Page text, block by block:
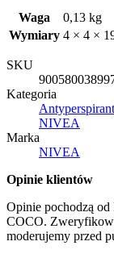
Waga
0,13 kg
Wymiary 4 × 4 ×
SKU
Kategoria
NIVEA
Marka
NIVEA
Opinie klientów
Opinie pochodzą
COCO.
moderujemy przed